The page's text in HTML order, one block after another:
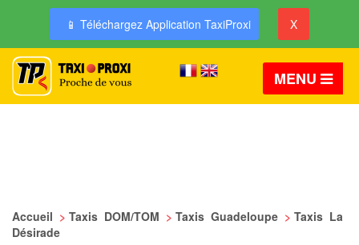
📱 Téléchargez Application TaxiProxi X
MENU
Accueil > Taxis DOM/TOM > Taxis Guadeloupe > Taxis La
Désirade